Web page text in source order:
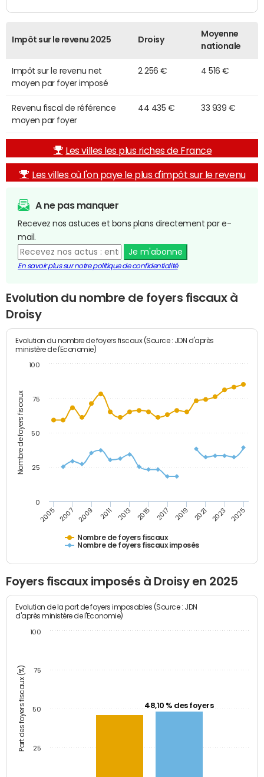
Impôt sur le revenu 2025 Droisy
Moyenne
nationale
Impôt sur le revenu net
moyen par foyer imposé
2 256 € 4 516 €
Revenu fiscal de référence
moyen par foyer
44 435 € 33 939 €
Les villes les plus riches de France
Les villes où l'on paye le plus d'impôt sur le revenu
A ne pas manquer
Recevez nos astuces et bons plans directement par e-
mail.
Je m'abonne
En savoir plus sur notre politique de confidentialité
Evolution du nombre de foyers fiscaux à
Droisy
Nombre de foyers fiscaux
Evolution du nombre de foyers fiscaux (Source : JDN d'après
ministère de l'Economie)
Nombre de foyers fiscaux
Nombre de foyers fiscaux imposés
2005 2007 2009 2011 2013 2015 2017 2019 2021 2023 2025
0
25
50
75
100
Foyers fiscaux imposés à Droisy en 2025
Part des foyers fiscaux (%)
Evolution de la part de foyers imposables (Source : JDN
d'après ministère de l'Economie)
48,10 % des foyers
25
50
75
100